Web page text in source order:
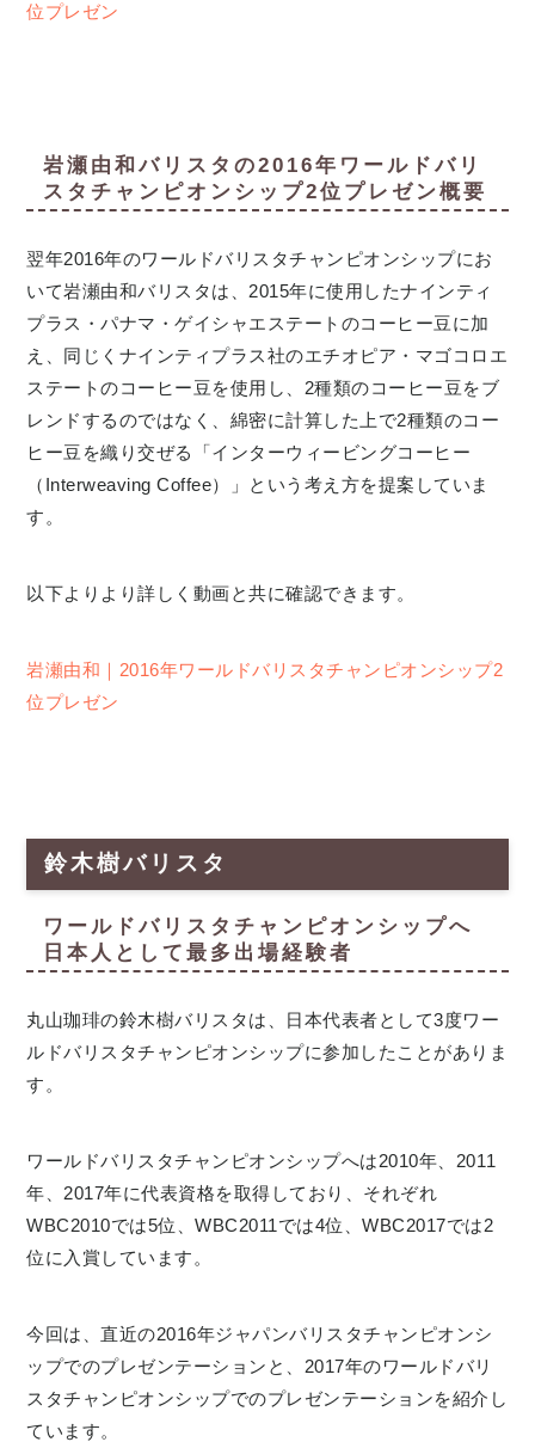
位プレゼン
岩瀬由和バリスタの2016年ワールドバリ
スタチャンピオンシップ2位プレゼン概要
翌年2016年のワールドバリスタチャンピオンシップにお
いて岩瀬由和バリスタは、2015年に使用したナインティ
プラス・パナマ・ゲイシャエステートのコーヒー豆に加
え、同じくナインティプラス社のエチオピア・マゴコロエ
ステートのコーヒー豆を使用し、2種類のコーヒー豆をブ
レンドするのではなく、綿密に計算した上で2種類のコー
ヒー豆を織り交ぜる「インターウィービングコーヒー
（Interweaving Coffee）」という考え方を提案していま
す。
以下よりより詳しく動画と共に確認できます。
岩瀬由和｜2016年ワールドバリスタチャンピオンシップ2
位プレゼン
鈴木樹バリスタ
ワールドバリスタチャンピオンシップへ
日本人として最多出場経験者
丸山珈琲の鈴木樹バリスタは、日本代表者として3度ワー
ルドバリスタチャンピオンシップに参加したことがありま
す。
ワールドバリスタチャンピオンシップへは2010年、2011
年、2017年に代表資格を取得しており、それぞれ
WBC2010では5位、WBC2011では4位、WBC2017では2
位に入賞しています。
今回は、直近の2016年ジャパンバリスタチャンピオンシ
ップでのプレゼンテーションと、2017年のワールドバリ
スタチャンピオンシップでのプレゼンテーションを紹介し
ています。